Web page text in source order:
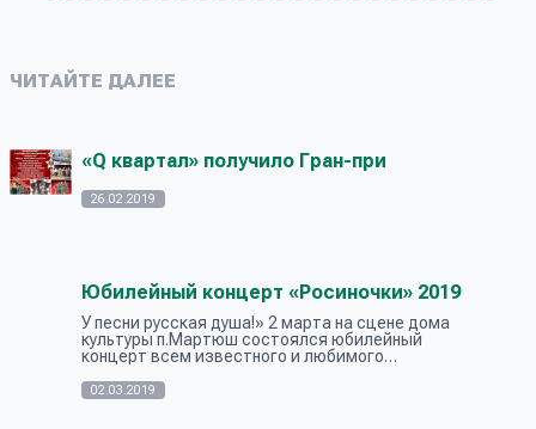
ЧИТАЙТЕ ДАЛЕЕ
«Q квартал» получило Гран-при
26.02.2019
Юбилейный концерт «Росиночки» 2019
У песни русская душа!» 2 марта на сцене дома
культуры п.Мартюш состоялся юбилейный
концерт всем известного и любимого
ансамбля «Росиночка». Концерт прошел пр...
02.03.2019